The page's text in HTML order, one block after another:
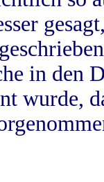
in
wurde,